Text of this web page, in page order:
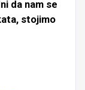
da nam se
stojimo